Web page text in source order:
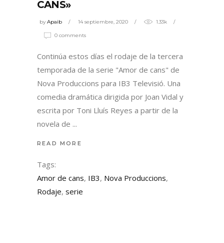
CANS»
byApaib 14 septiembre, 2020 1.33k
0 comments
Continúa estos días el rodaje de la tercera
temporada de la serie "Amor de cans" de
Nova Produccions para IB3 Televisió. Una
comedia dramática dirigida por Joan Vidal y
escrita por Toni Lluís Reyes a partir de la
novela de
READ MORE
Tags:
Amor de cans, IB3, Nova Produccions,
Rodaje, serie